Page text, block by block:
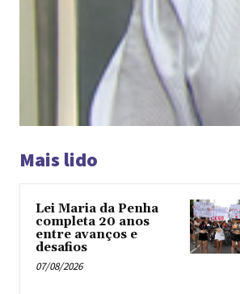
Mais lido
Lei Maria da Penha
completa 20 anos
entre avanços e
desafios
07/08/2026